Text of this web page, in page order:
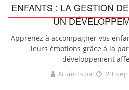
ENFANTS : LA GESTION
UN
Apprenez à accompagner vos
leurs émotions grâce à la
développement
Niaintsoa 23